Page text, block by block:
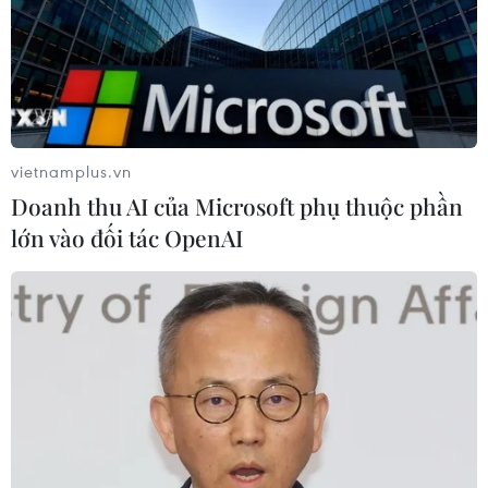
thông khu vực
04/08/2026 02:45
Australia hoàn thiện dự luật buộc các
nền tảng số trả phí cho báo chí
03/08/2026 00:25
Nhịp cầu báo chí, lý luận Việt Nam-
Anh
01/08/2026 15:47
Niềm tin - nền tảng của đồng thuận
vietnamplus.vn
Doanh thu AI của Microsoft phụ thuộc phần
lớn vào đối tác OpenAI